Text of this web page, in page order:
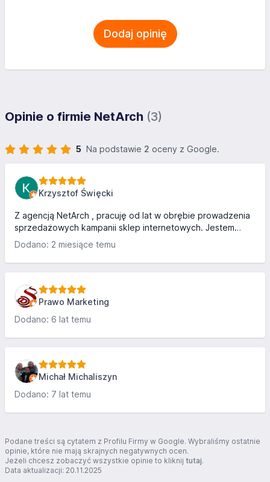
Dodaj opinię
Opinie o firmie NetArch (3)
5 Na podstawie 2 oceny z Google.
Krzysztof Święcki
Z agencją NetArch , pracuję od lat w obrębie prowadzenia
sprzedażowych kampanii sklep internetowych. Jestem
bardzo zadowolony. Kompetentni ludzie wspierający
sprzedaż i kampanie internetowe skutecznie. Dobra
komunikacja, uczciwe podejście i dowożenie wyniku.
Dodano: 2 miesiące temu
Prawo Marketing
Dodano: 6 lat temu
Michał Michaliszyn
Dodano: 7 lat temu
Podane treści są cytatem z Profilu Firmy w Google. Wybraliśmy ostatnie
opinie, które nie mają skrajnych negatywnych ocen.
Jeżeli chcesz zobaczyć wszystkie opinie to kliknij tutaj.
Data aktualizacji: 20.11.2025